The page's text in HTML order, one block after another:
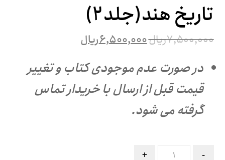
تاریخ هند(جلد۲)
۷,۵۰۰,۰۰۰ریال۶,۵۰۰,۰۰۰ریال
در صورت عدم موجودی کتاب و تغییر
قیمت قبل از ارسال با خریدار تماس
گرفته می شود.
-
+